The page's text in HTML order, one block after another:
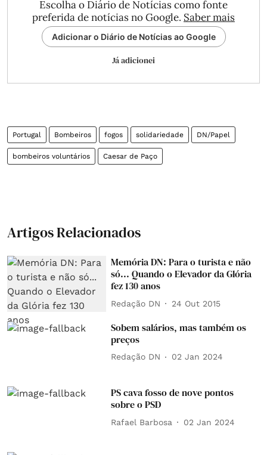
Escolha o Diário de Notícias como fonte
preferida de notícias no Google. Saber mais
Adicionar o Diário de Notícias ao Google
Já adicionei
Portugal Bombeiros fogos solidariedade DN/Papel
bombeiros voluntários Caesar de Paço
Artigos Relacionados
Memória DN: Para o turista e não
só... Quando o Elevador da Glória
fez 130 anos
Redação DN 24 Out 2015
Sobem salários, mas também os
preços
Redação DN 02 Jan 2024
PS cava fosso de nove pontos
sobre o PSD
Rafael Barbosa 02 Jan 2024